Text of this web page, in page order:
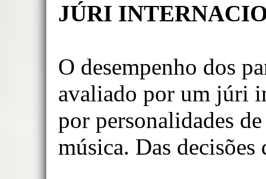
JÚRI
O desempenho dos
avaliado por um júri
por personalidades
música. Das